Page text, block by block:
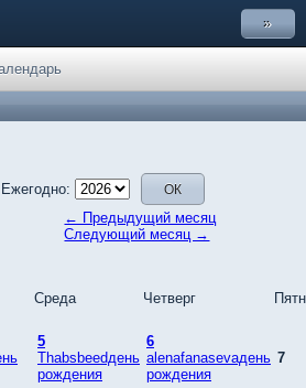
»
Ежегодно:
← Предыдущий месяц
Следующий месяц →
Среда Четверг
5
Thabsbeedдень
рождения
6
alenafanasevaдень
рождения
7